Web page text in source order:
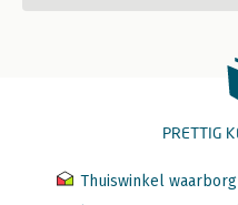
PRETTIG
Thuiswinkel waarborg